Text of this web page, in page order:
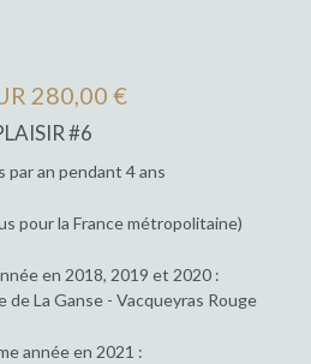
280,00 €
#6
par an pendant 4 ans
pour la France métropolitaine)
en 2018, 2019 et 2020 :
de La Ganse - Vacqueyras Rouge
année en 2021 :